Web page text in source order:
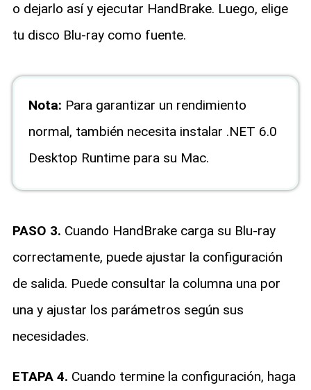
o dejarlo así y ejecutar HandBrake. Luego, elige
tu disco Blu-ray como fuente.
Nota: Para garantizar un rendimiento
normal, también necesita instalar .NET 6.0
Desktop Runtime para su Mac.
PASO 3. Cuando HandBrake carga su Blu-ray
correctamente, puede ajustar la configuración
de salida. Puede consultar la columna una por
una y ajustar los parámetros según sus
necesidades.
ETAPA 4. Cuando termine la configuración, haga